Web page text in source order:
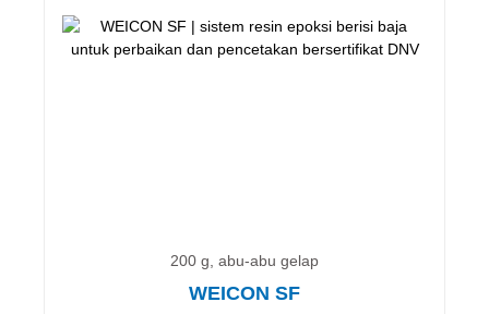
200 g, abu-abu gelap
WEICON SF